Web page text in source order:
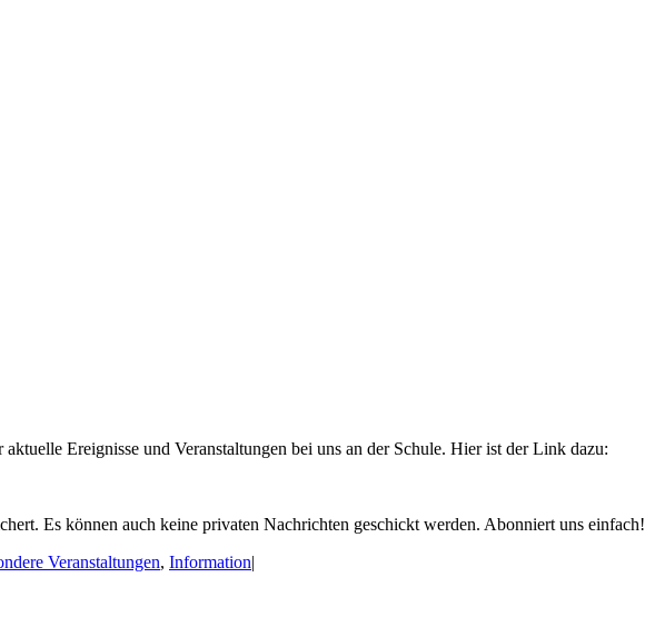
Ereignisse und Veranstaltungen bei uns an der Schule. Hier ist der Link dazu:
Es können auch keine privaten Nachrichten geschickt werden. Abonniert uns einfach!
Veranstaltungen, Information|